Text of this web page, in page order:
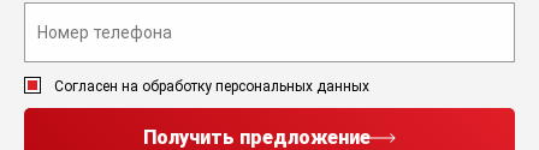
Согласен на обработку персональных данных
Получить предложение